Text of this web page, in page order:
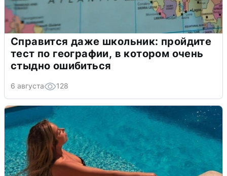
Справится даже школьник: пройдите
тест по географии, в котором очень
стыдно ошибиться
6 августа 128